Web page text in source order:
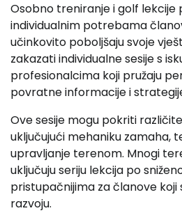
Osobno treniranje i golf lekcije
individualnim potrebama
učinkovito poboljšaju svoje
zakazati individualne sesije s
profesionalcima koji pružaju
povratne informacije i
Ove sesije mogu pokriti
uključujući mehaniku zamaha,
upravljanje terenom. Mnogi
uključuju seriju lekcija po
pristupačnijima za članove
razvoju.